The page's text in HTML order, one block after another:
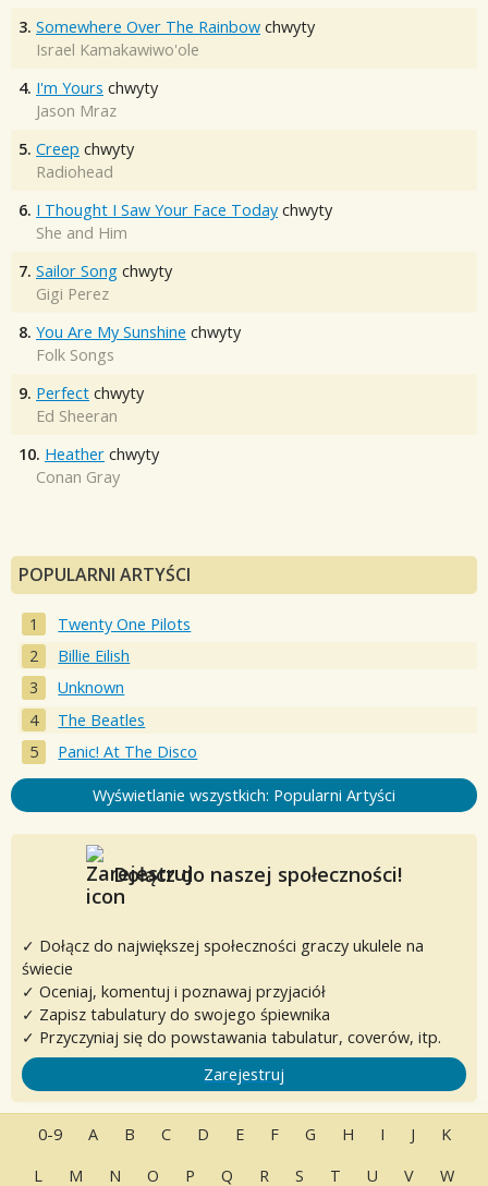
3. Somewhere Over The Rainbow chwyty
Israel Kamakawiwo'ole
4. I'm Yours chwyty
Jason Mraz
5. Creep chwyty
Radiohead
6. I Thought I Saw Your Face Today chwyty
She and Him
7. Sailor Song chwyty
Gigi Perez
8. You Are My Sunshine chwyty
Folk Songs
9. Perfect chwyty
Ed Sheeran
10. Heather chwyty
Conan Gray
POPULARNI ARTYŚCI
Twenty One Pilots
Billie Eilish
Unknown
The Beatles
Panic! At The Disco
Wyświetlanie wszystkich: Popularni Artyści
Dołącz do naszej społeczności!
✓ Dołącz do największej społeczności graczy ukulele na
świecie
✓ Oceniaj, komentuj i poznawaj przyjaciół
✓ Zapisz tabulatury do swojego śpiewnika
✓ Przyczyniaj się do powstawania tabulatur, coverów, itp.
Zarejestruj
0-9 A B C D E F G H I J
K
L
M N O P Q R S T U V W